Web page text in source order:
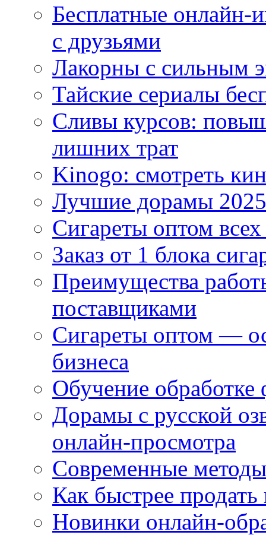
Бесплатные
с друзьями
Лакорны с сильным
Тайские сериалы
Сливы курсов:
лишних трат
Kinogo: смотреть
Лучшие дорамы
Сигареты оптом
Заказ от 1 блока
Преимущества
поставщиками
Сигареты оптом —
бизнеса
Обучение
Дорамы с русской
онлайн-просмотра
Современные
Как быстрее
Новинки онлайн-